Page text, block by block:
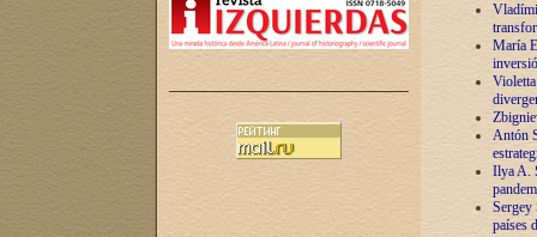
María
Antón
Ilya A.
Sergey
países